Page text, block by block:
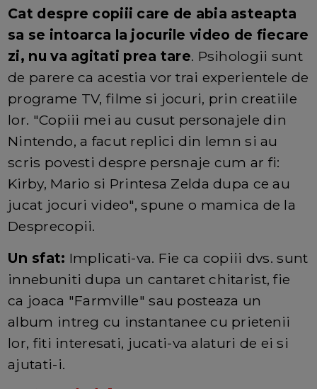
Cat despre copiii care de abia asteapta
sa se intoarca la jocurile video de fiecare
zi, nu va agitati prea tare. Psihologii sunt
de parere ca acestia vor trai experientele de
programe TV, filme si jocuri, prin creatiile
lor. "Copiii mei au cusut personajele din
Nintendo, a facut replici din lemn si au
scris povesti despre persnaje cum ar fi:
Kirby, Mario si Printesa Zelda dupa ce au
jucat jocuri video", spune o mamica de la
Desprecopii.
Un sfat: Implicati-va. Fie ca copiii dvs. sunt
innebuniti dupa un cantaret chitarist, fie
ca joaca "Farmville" sau posteaza un
album intreg cu instantanee cu prietenii
lor, fiti interesati, jucati-va alaturi de ei si
ajutati-i.